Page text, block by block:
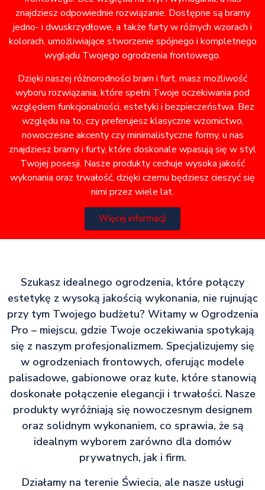
znajdziesz odpowiednie rozwiązanie. Dostępne są bramy
jedno- i dwuskrzydłowe, a także furty w różnych wzorach i
kolorach, umożliwiające stworzenie spójnego i kompletnego
wyglądu Twojego ogrodzenia frontowego.
Dzięki naszej różnorodności bram i furt, masz możliwość
wyboru rozwiązania, które spełni Twoje oczekiwania pod
względem funkcjonalności, estetyki i bezpieczeństwa. Bez
względu na to, czy preferujesz klasyczne wzornictwo,
nowoczesne akcenty czy minimalistyczne formy, u nas
znajdziesz bramy i furty, które doskonale wpasują się w styl
Twojej posesji. Nasze produkty cechuje wysoka jakość
wykonania oraz trwałość, dzięki czemu będziesz cieszyć się
nimi przez wiele lat.
Więcej informacji
Szukasz idealnego ogrodzenia, które połączy
estetykę z wysoką jakością wykonania, nie rujnując
przy tym Twojego budżetu? Witamy w Ogrodzenia
Pro – miejscu, gdzie Twoje oczekiwania spotykają
się z naszym profesjonalizmem. Specjalizujemy się
w ogrodzeniach frontowych, oferując modele
palisadowe, gabionowe oraz kute, które stanowią
doskonałe połączenie elegancji i trwałości. Nasze
produkty wyróżniają się nowoczesnym designem
oraz solidnym wykonaniem, co sprawia, że są
idealnym wyborem zarówno dla domów
prywatnych, jak i firm.
Działamy na terenie Świecia, ale nasze usługi